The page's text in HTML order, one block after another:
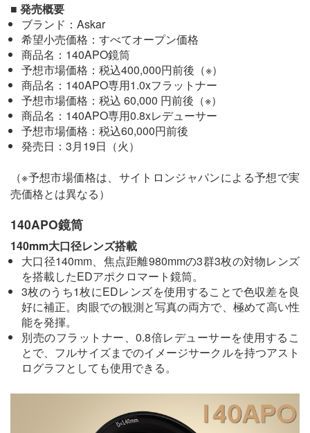
■ 発売概要
ブランド：Askar
希望小売価格：すべてオープン価格
商品名：140APO鏡筒
予想市場価格：税込400,000円前後（※）
商品名：140APO専用1.0xフラットナー
予想市場価格：税込 60,000 円前後（※）
商品名：140APO専用0.8xレデューサー
予想市場価格：税込60,000円前後
発売日：3月19日（火）
（※予想市場価格は、サイトロンジャパンによる予想で実
売価格とは異なる）
140APO鏡筒
140mm大口径レンズ搭載
大口径140mm、焦点距離980mmの3群3枚の対物レンズ
を搭載したEDアポクロマート鏡筒。
3枚のうち1枚にEDレンズを使用することで色収差を良
好に補正。肉眼での観測と写真の両方で、極めて高い性
能を発揮。
別売のフラットナー、0.8倍レデューサーを使用するこ
とで、フルサイズまでのイメージサークルを持つアスト
ログラフとしても使用できる。